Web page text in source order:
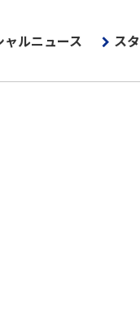
ャルニュース ス